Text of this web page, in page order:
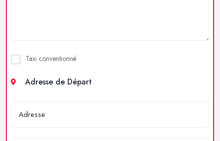
Taxi conventionné
Adresse de Départ